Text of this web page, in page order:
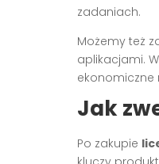
zadaniach.
Możemy też
aplikacjami.
ekonomiczne
Jak
Po zakupie